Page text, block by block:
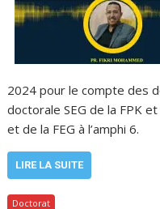
2024 pour le compte des
doctorale SEG de la FPK
et de la FEG à l’amphi 6.
LIRE LA SUITE
Doctorat